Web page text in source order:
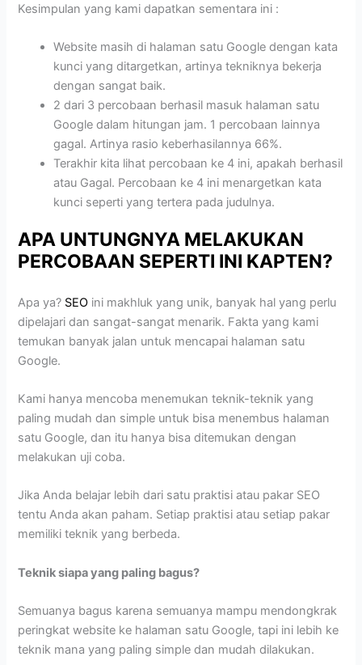
Kesimpulan yang kami dapatkan sementara ini :
Website masih di halaman satu Google dengan kata
kunci yang ditargetkan, artinya tekniknya bekerja
dengan sangat baik.
2 dari 3 percobaan berhasil masuk halaman satu
Google dalam hitungan jam. 1 percobaan lainnya
gagal. Artinya rasio keberhasilannya 66%.
Terakhir kita lihat percobaan ke 4 ini, apakah berhasil
atau Gagal. Percobaan ke 4 ini menargetkan kata
kunci seperti yang tertera pada judulnya.
APA UNTUNGNYA MELAKUKAN
PERCOBAAN SEPERTI INI KAPTEN?
Apa ya? SEO ini makhluk yang unik, banyak hal yang perlu
dipelajari dan sangat-sangat menarik. Fakta yang kami
temukan banyak jalan untuk mencapai halaman satu
Google.
Kami hanya mencoba menemukan teknik-teknik yang
paling mudah dan simple untuk bisa menembus halaman
satu Google, dan itu hanya bisa ditemukan dengan
melakukan uji coba.
Jika Anda belajar lebih dari satu praktisi atau pakar SEO
tentu Anda akan paham. Setiap praktisi atau setiap pakar
memiliki teknik yang berbeda.
Teknik siapa yang paling bagus?
Semuanya bagus karena semuanya mampu mendongkrak
peringkat website ke halaman satu Google, tapi ini lebih ke
teknik mana yang paling simple dan mudah dilakukan.